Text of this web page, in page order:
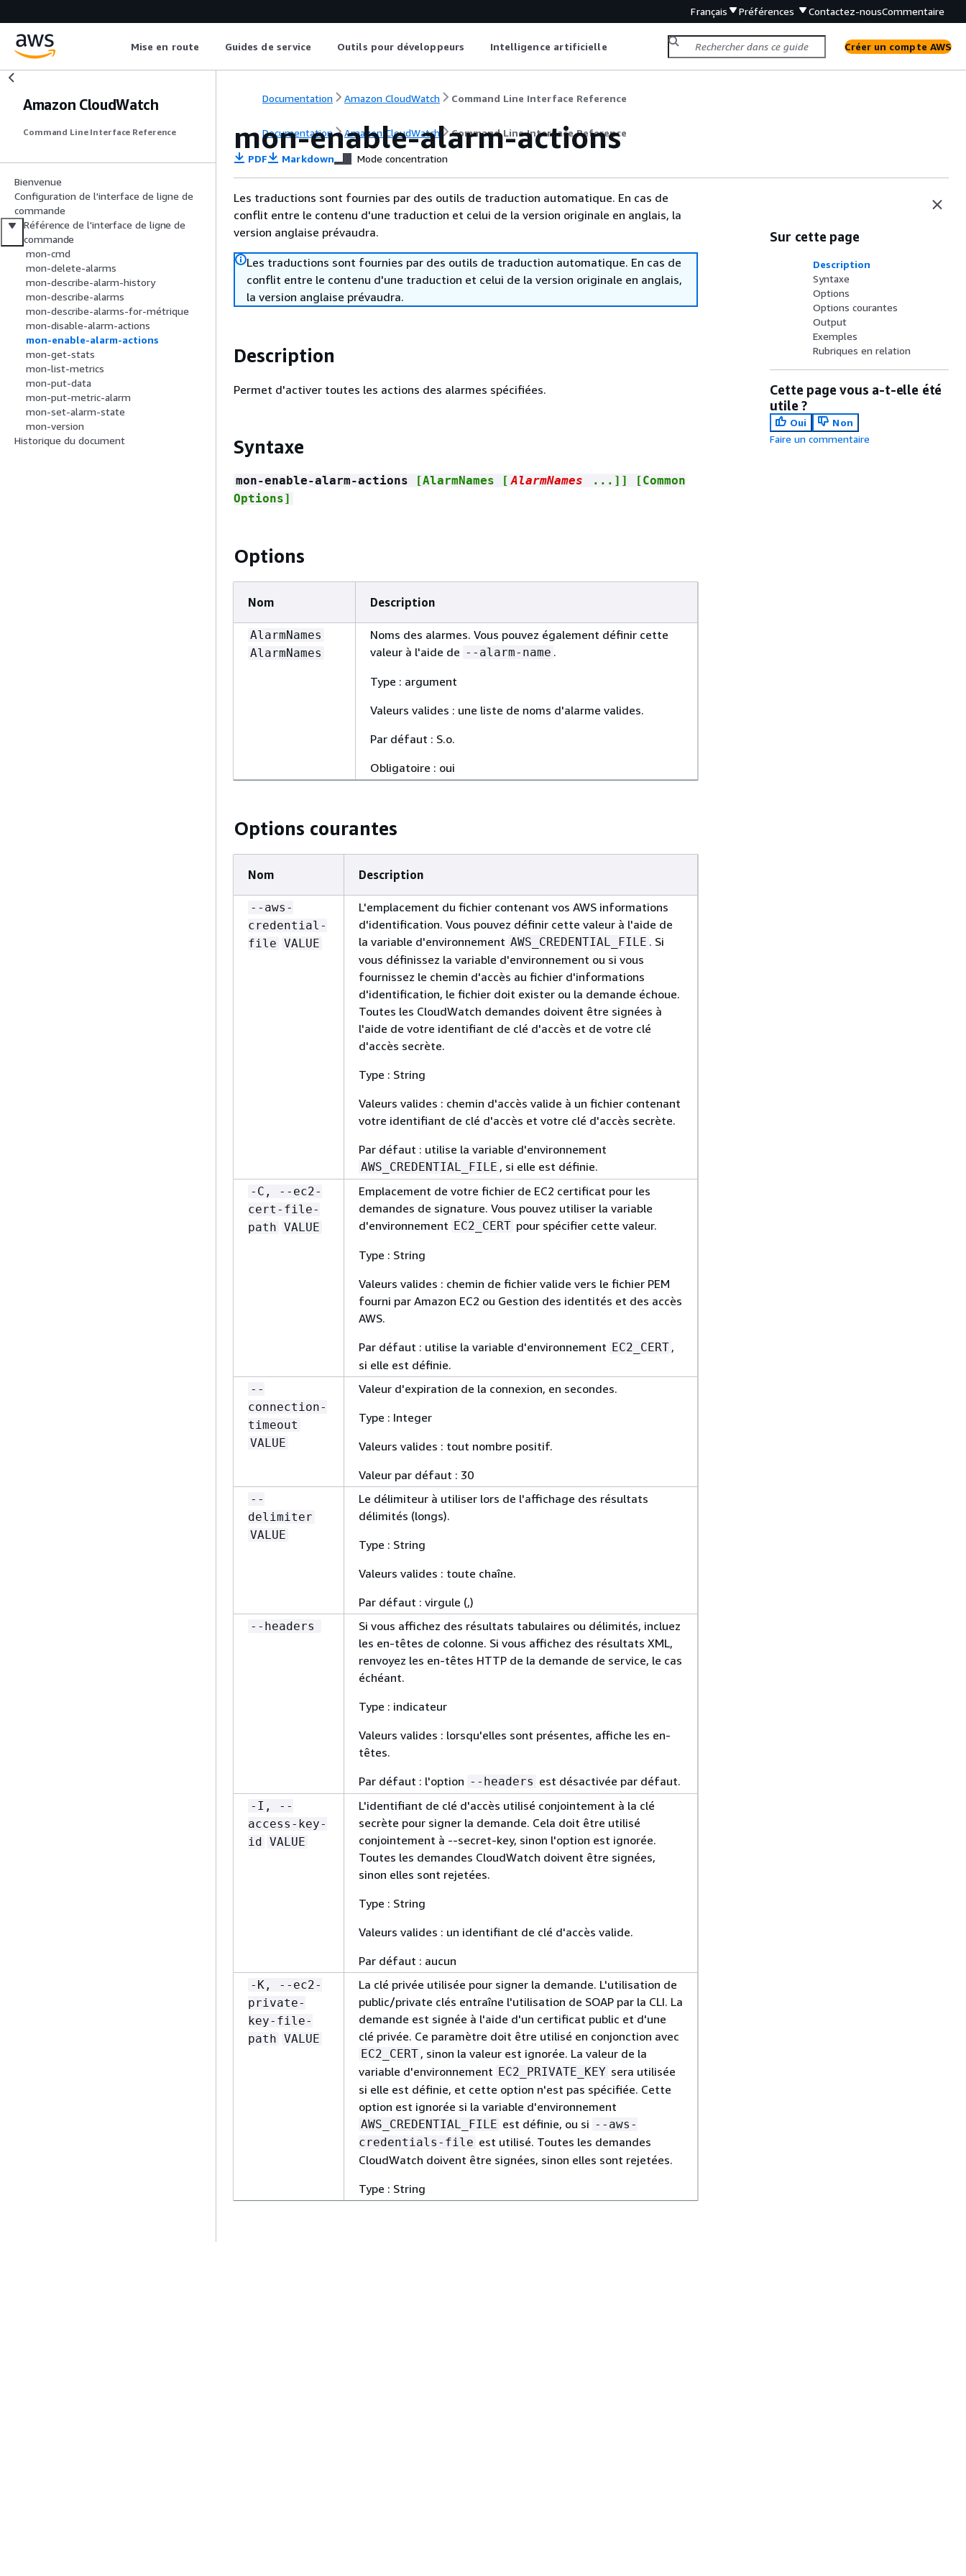
Français Préférences Contactez-nousCommentaire
Mise en route Guides de service Outils pour développeurs Intelligence artificielle Créer un compte AWS
Amazon CloudWatch
Command Line Interface Reference
Bienvenue
Configuration de l'interface de ligne de
commande
Référence de l'interface de ligne de
commande
mon-cmd
mon-delete-alarms
mon-describe-alarm-history
mon-describe-alarms
mon-describe-alarms-for-métrique
mon-disable-alarm-actions
mon-enable-alarm-actions
mon-get-stats
mon-list-metrics
mon-put-data
mon-put-metric-alarm
mon-set-alarm-state
mon-version
Historique du document
Documentation Amazon CloudWatch Command Line Interface Reference
Documentation Amazon CloudWatch Command Line Interface Reference
mon-enable-alarm-actions
PDF Markdown Mode concentration
Les traductions sont fournies par des outils de traduction automatique. En cas de
conflit entre le contenu d'une traduction et celui de la version originale en anglais, la
version anglaise prévaudra.
Les traductions sont fournies par des outils de traduction automatique. En cas de
conflit entre le contenu d'une traduction et celui de la version originale en anglais,
la version anglaise prévaudra.
Description
Permet d'activer toutes les actions des alarmes spécifiées.
Syntaxe
mon-enable-alarm-actions [AlarmNames [ AlarmNames
...]] [Common
Options]
Options
Nom Description
AlarmNames
AlarmNames
Noms des alarmes. Vous pouvez également définir cette
valeur à l'aide de --alarm-name .
Type : argument
Valeurs valides : une liste de noms d'alarme valides.
Par défaut : S.o.
Obligatoire : oui
Options courantes
Nom Description
--aws-
credential-
file VALUE
L'emplacement du fichier contenant vos AWS informations
d'identification. Vous pouvez définir cette valeur à l'aide de
la variable d'environnement AWS_CREDENTIAL_FILE . Si
vous définissez la variable d'environnement ou si vous
fournissez le chemin d'accès au fichier d'informations
d'identification, le fichier doit exister ou la demande échoue.
Toutes les CloudWatch demandes doivent être signées à
l'aide de votre identifiant de clé d'accès et de votre clé
d'accès secrète.
Type : String
Valeurs valides : chemin d'accès valide à un fichier contenant
votre identifiant de clé d'accès et votre clé d'accès secrète.
Par défaut : utilise la variable d'environnement
AWS_CREDENTIAL_FILE , si elle est définie.
-C, --ec2-
cert-file-
path VALUE
Emplacement de votre fichier de EC2 certificat pour les
demandes de signature. Vous pouvez utiliser la variable
d'environnement EC2_CERT pour spécifier cette valeur.
Type : String
Valeurs valides : chemin de fichier valide vers le fichier PEM
fourni par Amazon EC2 ou Gestion des identités et des accès
AWS.
Par défaut : utilise la variable d'environnement EC2_CERT ,
si elle est définie.
--
connection-
timeout
VALUE
Valeur d'expiration de la connexion, en secondes.
Type : Integer
Valeurs valides : tout nombre positif.
Valeur par défaut : 30
--
delimiter
VALUE
Le délimiteur à utiliser lors de l'affichage des résultats
délimités (longs).
Type : String
Valeurs valides : toute chaîne.
Par défaut : virgule (,)
--headers
Si vous affichez des résultats tabulaires ou délimités, incluez
les en-têtes de colonne. Si vous affichez des résultats XML,
renvoyez les en-têtes HTTP de la demande de service, le cas
échéant.
Type : indicateur
Valeurs valides : lorsqu'elles sont présentes, affiche les en-
têtes.
Par défaut : l'option --headers est désactivée par défaut.
-I, --
access-key-
id VALUE
L'identifiant de clé d'accès utilisé conjointement à la clé
secrète pour signer la demande. Cela doit être utilisé
conjointement à --secret-key, sinon l'option est ignorée.
Toutes les demandes CloudWatch doivent être signées,
sinon elles sont rejetées.
Type : String
Valeurs valides : un identifiant de clé d'accès valide.
Par défaut : aucun
-K, --ec2-
private-
key-file-
path VALUE
La clé privée utilisée pour signer la demande. L'utilisation de
public/private clés entraîne l'utilisation de SOAP par la CLI. La
demande est signée à l'aide d'un certificat public et d'une
clé privée. Ce paramètre doit être utilisé en conjonction avec
EC2_CERT , sinon la valeur est ignorée. La valeur de la
variable d'environnement EC2_PRIVATE_KEY sera utilisée
si elle est définie, et cette option n'est pas spécifiée. Cette
option est ignorée si la variable d'environnement
AWS_CREDENTIAL_FILE est définie, ou si --aws-
credentials-file est utilisé. Toutes les demandes
CloudWatch doivent être signées, sinon elles sont rejetées.
Type : String
Sur cette page
Description
Syntaxe
Options
Options courantes
Output
Exemples
Rubriques en relation
Cette page vous a-t-elle été
utile ?
Oui
Non
Faire un commentaire